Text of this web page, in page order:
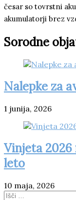
česar so tovrstni
akumulatorji brez
Sorodne
Nalepke za
1 junija, 2026
Vinjeta 2026
leto
10 maja, 2026
Išči: